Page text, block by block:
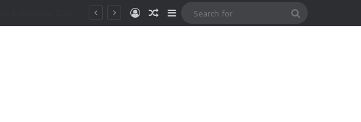
MasukRandom Article
Sidebar